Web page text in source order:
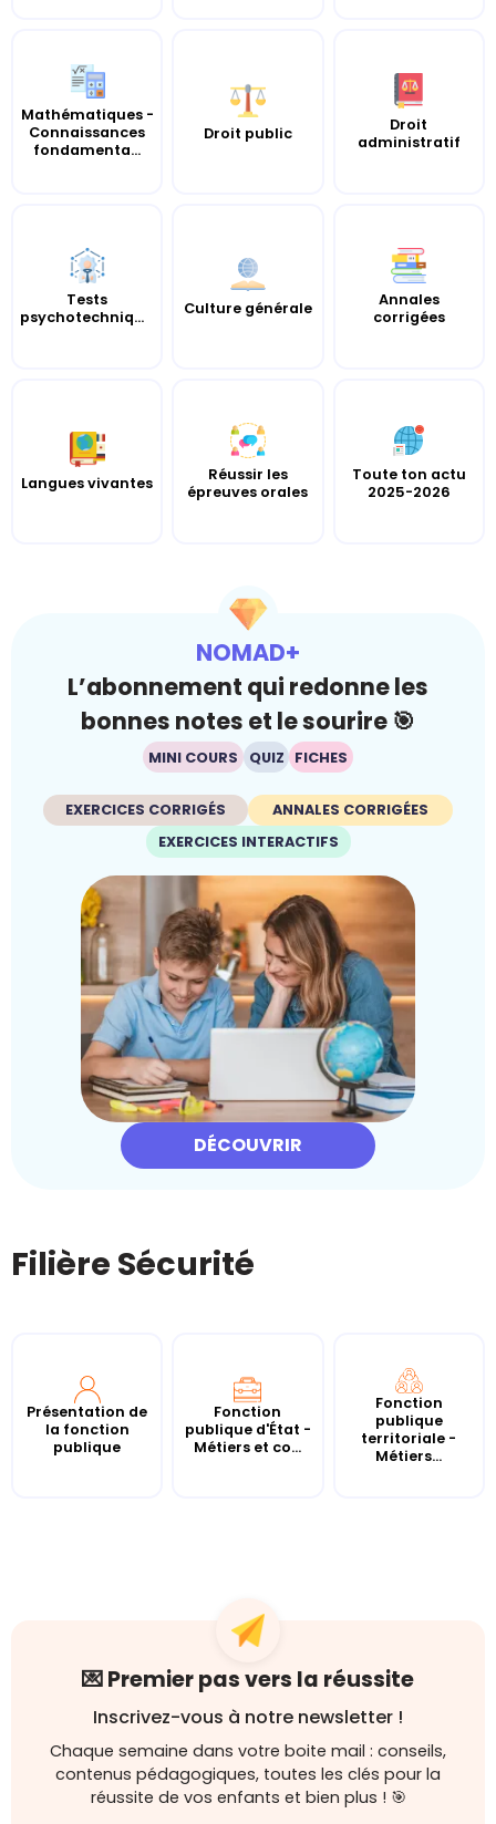
Mathématiques -
Connaissances
fondamenta...
Droit public
Droit
administratif
Tests
psychotechniques
Culture générale
Annales
corrigées
Langues vivantes
Réussir les
épreuves orales
Toute ton actu
2025-2026
NOMAD+
L’abonnement qui redonne les
bonnes notes et le sourire 🎯
MINI COURS QUIZ FICHES
EXERCICES CORRIGÉS
ANNALES CORRIGÉES
EXERCICES INTERACTIFS
DÉCOUVRIR
Filière Sécurité
Présentation de
la fonction
publique
Fonction
publique d'État -
Métiers et co...
Fonction
publique
territoriale -
Métiers...
💌 Premier pas vers la réussite
Inscrivez-vous à notre newsletter !
Chaque semaine dans votre boite mail : conseils,
contenus pédagogiques, toutes les clés pour la
réussite de vos enfants et bien plus ! 🎯